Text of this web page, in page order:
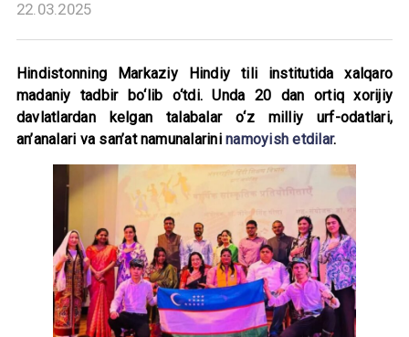
22.03.2025
Hindistonning Markaziy Hindiy tili institutida xalqaro
madaniy tadbir bo‘lib o‘tdi. Unda 20 dan ortiq xorijiy
davlatlardan kelgan talabalar o‘z milliy urf-odatlari,
an’analari va san’at namunalarininamoyish etdilar.